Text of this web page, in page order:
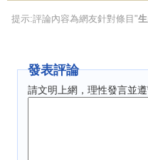
主管應明晰自己在企業
體的職責是什麼，應該努力
在日常管理工作中，應
提示:評論內容為網友針對條目"
發表評論
請文明上網，理性發言並遵